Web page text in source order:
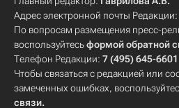
Адрес электронной почты Редакции:
По вопросам размещения пресс-
воспользуйтесьформой обратной
Телефон Редакции: 7 (495) 645-6601
Чтобы связаться с редакцией или
замеченных ошибках,
связи.